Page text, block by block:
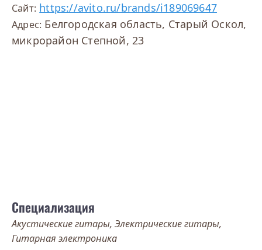
Сайт: https://avito.ru/brands/i189069647
Адрес: Белгородская область, Старый Оскол,
микрорайон Степной, 23
Специализация
Акустические гитары, Электрические гитары,
Гитарная электроника